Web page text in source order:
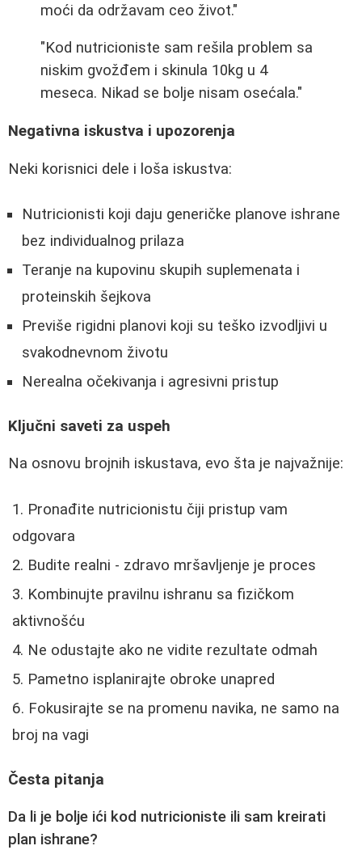
moći da održavam ceo život."
"Kod nutricioniste sam rešila problem sa
niskim gvožđem i skinula 10kg u 4
meseca. Nikad se bolje nisam osećala."
Negativna iskustva i upozorenja
Neki korisnici dele i loša iskustva:
Nutricionisti koji daju generičke planove ishrane
bez individualnog prilaza
Teranje na kupovinu skupih suplemenata i
proteinskih šejkova
Previše rigidni planovi koji su teško izvodljivi u
svakodnevnom životu
Nerealna očekivanja i agresivni pristup
Ključni saveti za uspeh
Na osnovu brojnih iskustava, evo šta je najvažnije:
Pronađite nutricionistu čiji pristup vam
odgovara
Budite realni - zdravo mršavljenje je proces
Kombinujte pravilnu ishranu sa fizičkom
aktivnošću
Ne odustajte ako ne vidite rezultate odmah
Pametno isplanirajte obroke unapred
Fokusirajte se na promenu navika, ne samo na
broj na vagi
Česta pitanja
Da li je bolje ići kod nutricioniste ili sam kreirati
plan ishrane?